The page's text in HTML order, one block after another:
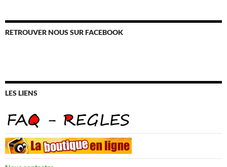
RETROUVER NOUS SUR FACEBOOK
LES LIENS